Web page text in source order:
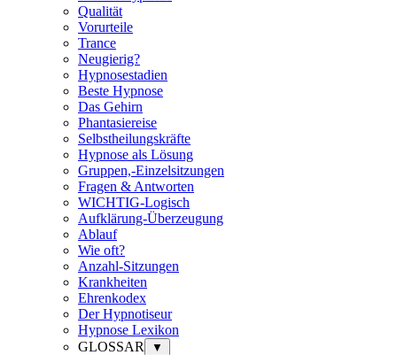
Qualität
Vorurteile
Trance
Neugierig?
Hypnosestadien
Beste Hypnose
Das Gehirn
Phantasiereise
Selbstheilungskräfte
Hypnose als Lösung
Gruppen,-Einzelsitzungen
Fragen & Antworten
WICHTIG-Logisch
Aufklärung-Überzeugung
Ablauf
Wie oft?
Anzahl-Sitzungen
Krankheiten
Ehrenkodex
Der Hypnotiseur
Hypnose Lexikon
GLOSSAR
▼